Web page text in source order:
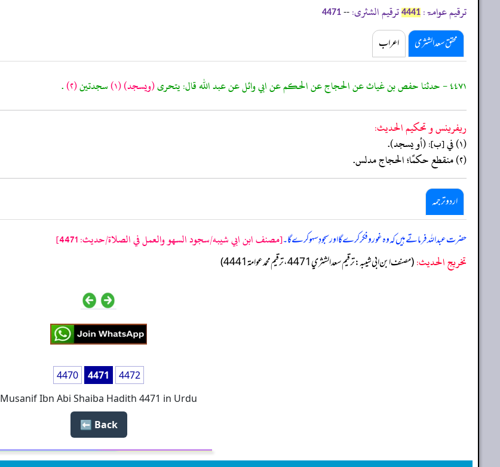
ترقیم عوامۃ: 4441 ترقیم الشثری: --
4471
محقق سعد الشثری اعراب
٤٤٧١ - حدثنا حفص بن غياث عن الحجاج عن الحكم عن ابي وائل عن عبد الله قال: يتحرى (ويسجد)(١) سجدتين(٢) .
ريفرينس و تحكيم الحدیث:
(١) في [ب]: (أو يسجد).
(٢) منقطع حكمًا؛ الحجاج مدلس.
اردو ترجمہ
حضرت عبداللہ فرماتے ہیں کہ وہ غور وفکر کرے گا اور سجودِ سہو کرے گا۔[مصنف ابن ابي شيبه/سجود السهو والعمل في الصلاة/حدیث: 4471]
تخریج الحدیث:(مصنف ابن ابي شيبه: ترقيم سعد الشثري 4471، ترقيم محمد عوامة 4441)
4470 4471
4472
Musanif Ibn Abi Shaiba Hadith 4471 in Urdu
Back ⬅️